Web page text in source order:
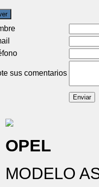
sus comentarios
OPEL
MODELO